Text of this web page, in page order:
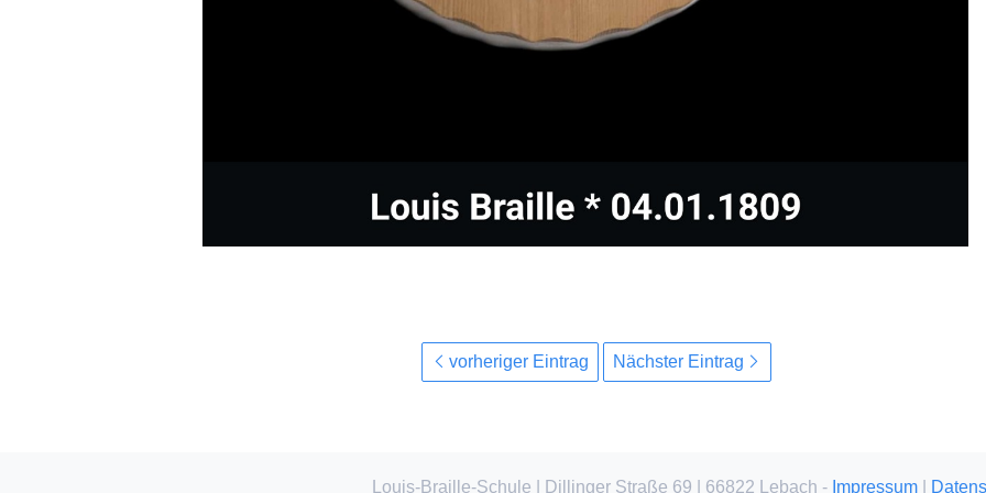
vorheriger Eintrag Nächster Eintrag
Louis-Braille-Schule | Dillinger Straße 69 | 66822 Lebach - Impressum